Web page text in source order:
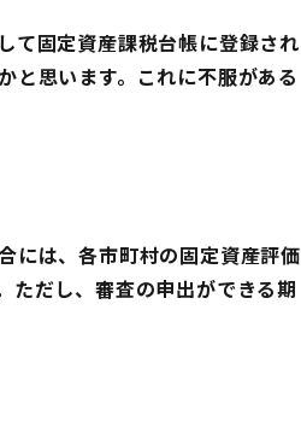
て固定資産課税台帳に登録され
と思います。これに不服がある
には、各市町村の固定資産評価
ただし、審査の申出ができる期